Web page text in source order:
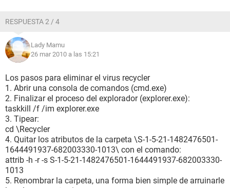
RESPUESTA 2 / 4
Lady Mamu
26 mar 2010 a las 15:21
Los pasos para eliminar el virus recycler
1. Abrir una consola de comandos (cmd.exe)
2. Finalizar el proceso del explorador (explorer.exe):
taskkill /f /im explorer.exe
3. Tipear:
cd \Recycler
4. Quitar los atributos de la carpeta \S-1-5-21-1482476501-
1644491937-682003330-1013\ con el comando:
attrib -h -r -s S-1-5-21-1482476501-1644491937-682003330-
1013
5. Renombrar la carpeta, una forma bien simple de arruinarle